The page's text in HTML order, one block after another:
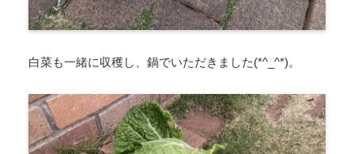
白菜も一緒に収穫し、鍋でいただきました(*^_^*)。